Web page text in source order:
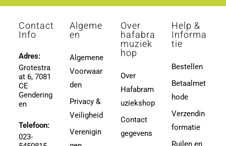
Afanasieff, Walter
Agapkin, Vasily Ivanovich
Ager, Milton
Agrell, Jeffrey
Agricole-Genin, Paul
Aguilar, Walter Leon
Aguilera, Christina
Ahbez, Eden
Ahle, Johann R.
3 (4e divisie)
3,5 (4e Divisie)
3-4
3.5
30
3e divisie
4
Contact
Info
Adres:
Grotestra
at 6, 7081
CE
Gendering
en
Telefoon:
023-
Algeme
en
Algemene
Voorwaar
den
Privacy &
Veiligheid
Verenigin
Over
hafabra
muziek
hop
Over
Hafabram
uziekshop
Contact
gegevens
Help &
Informa
tie
Bestellen
Betaalmet
hode
Verzendin
formatie
Ruilen en